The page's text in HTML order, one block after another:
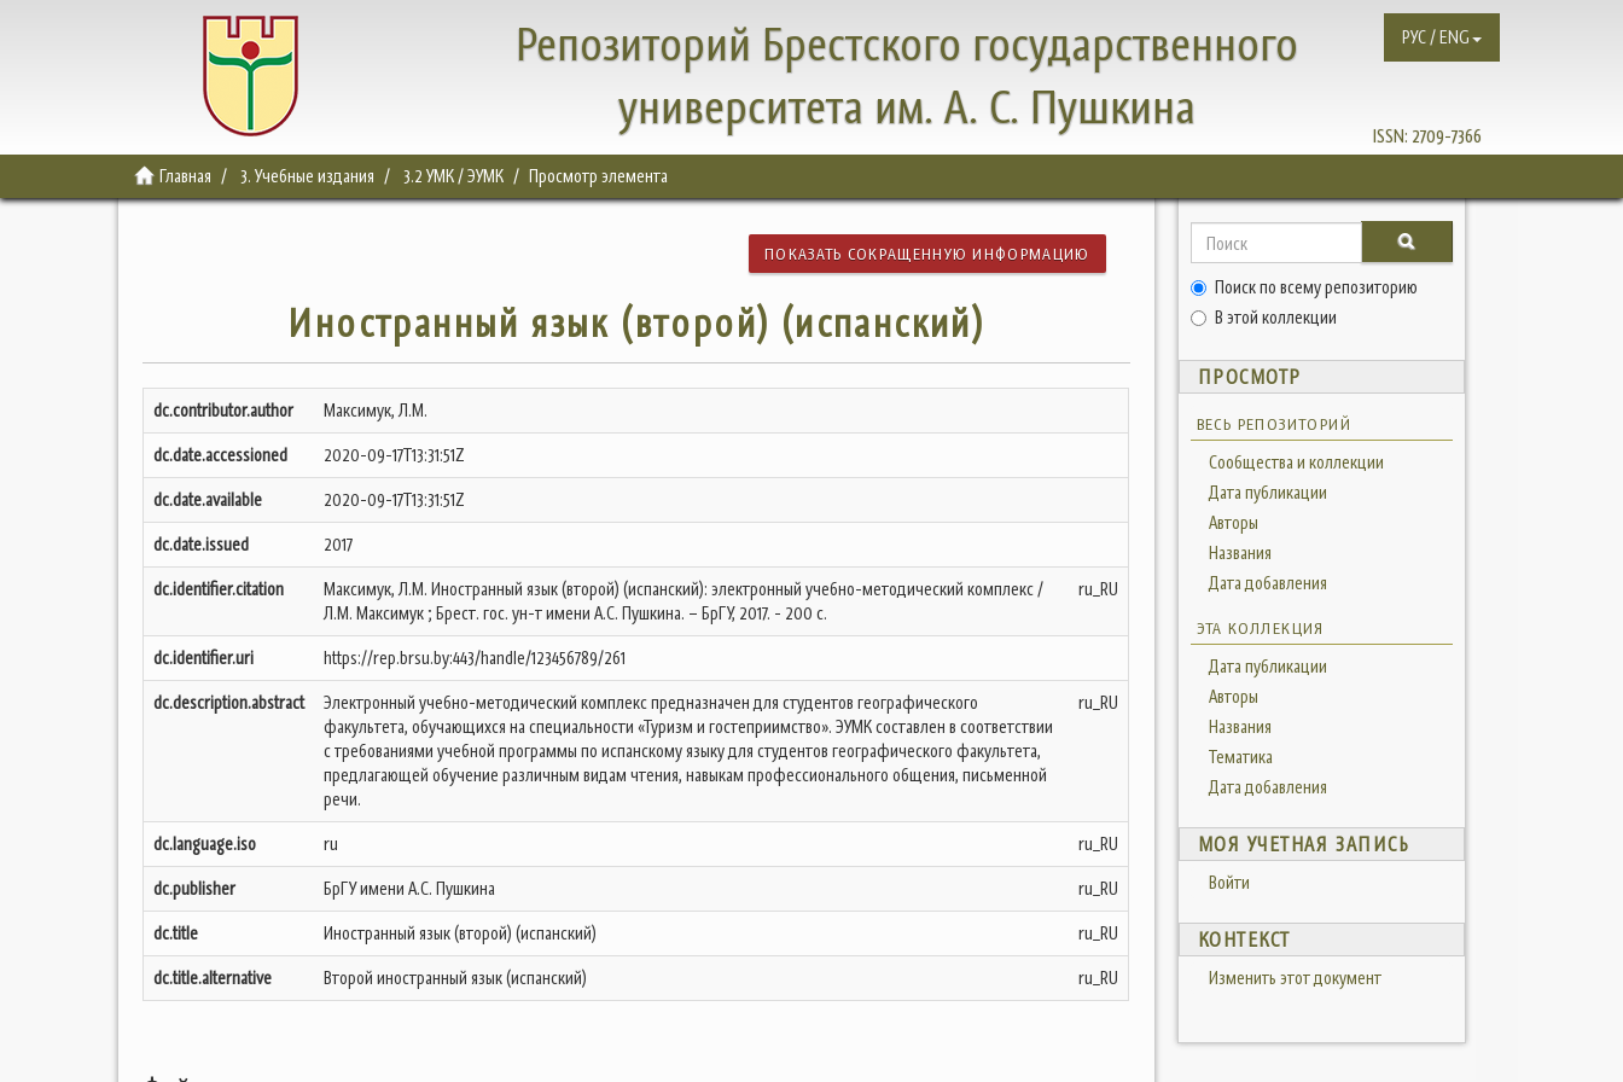
Репозиторий Брестского государственного
университета им. А. С. Пушкина
ISSN: 2709-7366
РУС / ENG
Главная 3. Учебные издания 3.2 УМК / ЭУМК Просмотр элемента
ПОКАЗАТЬ СОКРАЩЕННУЮ ИНФОРМАЦИЮ
Иностранный язык (второй) (испанский)
dc.contributor.author
Максимук, Л.М.
dc.date.accessioned
2020-09-17T13:31:51Z
dc.date.available
2020-09-17T13:31:51Z
dc.date.issued
2017
dc.identifier.citation
Максимук, Л.М. Иностранный язык (второй) (испанский): электронный учебно-методический комплекс /
Л.М. Максимук ; Брест. гос. ун-т имени А.С. Пушкина. – БрГУ, 2017. - 200 с.
ru_RU
dc.identifier.uri
https://rep.brsu.by:443/handle/123456789/261
dc.description.abstract
Электронный учебно-методический комплекс предназначен для студентов географического
факультета, обучающихся на специальности «Туризм и гостеприимство». ЭУМК составлен в соответствии
с требованиями учебной программы по испанскому языку для студентов географического факультета,
предлагающей обучение различным видам чтения, навыкам профессионального общения, письменной
речи.
ru_RU
dc.language.iso ru
ru_RU
dc.publisher
БрГУ имени А.С. Пушкина
ru_RU
dc.title
Иностранный язык (второй) (испанский)
ru_RU
dc.title.alternative
Второй иностранный язык (испанский) ru_RU
Поиск по всему репозиторию
В этой коллекции
ПРОСМОТР
ВЕСЬ РЕПОЗИТОРИЙ
Сообщества и коллекции
Дата публикации
Авторы
Названия
Дата добавления
ЭТА КОЛЛЕКЦИЯ
Дата публикации
Авторы
Названия
Тематика
Дата добавления
МОЯ УЧЕТНАЯ ЗАПИСЬ
Войти
КОНТЕКСТ
Изменить этот документ